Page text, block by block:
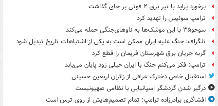
برخورد پراید با تیر برق ۲ فوتی بر جای گذاشت
ترامپ سوئیس را تهدید کرد
سوخو۳۵ با این موشک‌ها به ناوهای‌جنگی حمله می‌کند
تلگراف: جنگ علیه ایران ممکن است به یکی از اشتباهات تاریخ تبدیل شود
گربه جریان برق شهرستان فریمان را قطع کرد
ترامپ: فکر می‌کنم جنگ با ایران خیلی زود پایان می‌یابد
استقبال خاص دخترک عراقی از زائران اربعین حسینی
درگیر شدن گردشگر اسپانیایی با نظامی صهیونیست
افشاگری برادرزاده ترامپ: تمام تصمیم‌هایش از روی ترس است